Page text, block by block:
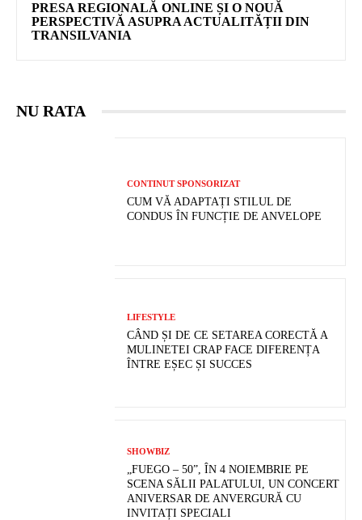
PRESA REGIONALĂ ONLINE ȘI O NOUĂ
PERSPECTIVĂ ASUPRA ACTUALITĂȚII DIN
TRANSILVANIA
NU RATA
CONTINUT SPONSORIZAT
CUM VĂ ADAPTAȚI STILUL DE
CONDUS ÎN FUNCȚIE DE ANVELOPE
LIFESTYLE
CÂND ȘI DE CE SETAREA CORECTĂ A
MULINETEI CRAP FACE DIFERENȚA
ÎNTRE EȘEC ȘI SUCCES
SHOWBIZ
„FUEGO – 50”, ÎN 4 NOIEMBRIE PE
SCENA SĂLII PALATULUI, UN CONCERT
ANIVERSAR DE ANVERGURĂ CU
INVITAȚI SPECIALI